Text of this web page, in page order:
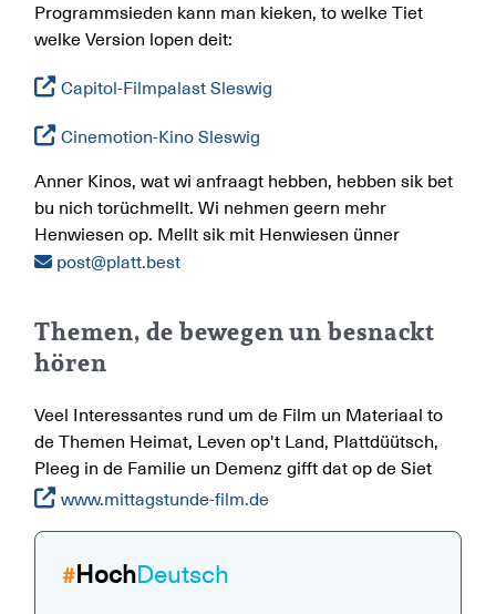
#HochDeutsch
Programmsieden kann man kieken, to welke Tiet
welke Version lopen deit:
Capitol-Filmpalast Sleswig
Cinemotion-Kino Sleswig
Anner Kinos, wat wi anfraagt hebben, hebben sik bet
bu nich torüchmellt. Wi nehmen geern mehr
Henwiesen op. Mellt sik mit Henwiesen ünner
post@platt.best
Themen, de bewegen un besnackt
hören
Veel Interessantes rund um de Film un Materiaal to
de Themen Heimat, Leven op't Land, Plattdüütsch,
Pleeg in de Familie un Demenz gifft dat op de Siet
www.mittagstunde-film.de